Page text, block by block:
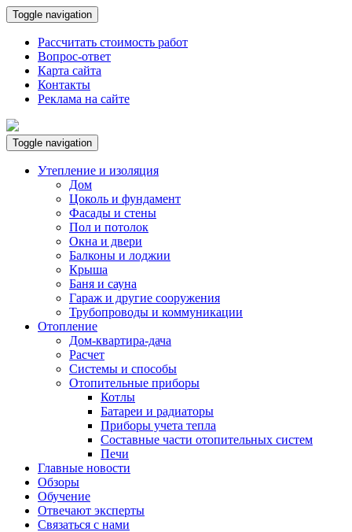
Toggle navigation
Рассчитать стоимость работ
Вопрос-ответ
Карта сайта
Контакты
Реклама на сайте
Toggle navigation
Утепление и изоляция
Дом
Цоколь и фундамент
Фасады и стены
Пол и потолок
Окна и двери
Балконы и лоджии
Крыша
Баня и сауна
Гараж и другие сооружения
Трубопроводы и коммуникации
Отопление
Дом-квартира-дача
Расчет
Системы и способы
Отопительные приборы
Котлы
Батареи и радиаторы
Приборы учета тепла
Составные части отопительных систем
Печи
Главные новости
Обзоры
Обучение
Отвечают эксперты
Связаться с нами